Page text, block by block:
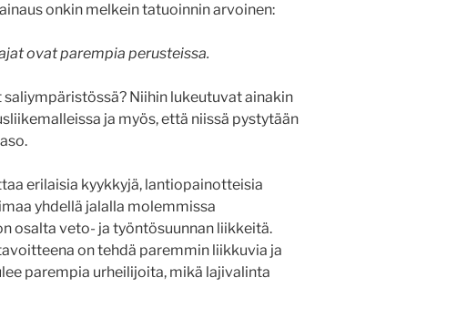
onkin melkein tatuoinnin arvoinen:
ovat parempia perusteissa.
Niihin lukeutuvat ainakin
ja myös, että niissä pystytään
erilaisia kyykkyjä, lantiopainotteisia
yhdellä jalalla molemmissa
osalta veto- ja työntösuunnan liikkeitä.
on tehdä paremmin liikkuvia ja
parempia urheilijoita, mikä lajivalinta